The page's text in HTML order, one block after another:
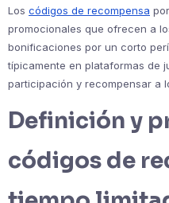
Los códigos de recompensa
promocionales que ofrecen a
bonificaciones por un corto
típicamente en plataformas de
participación y recompensar a
Definición y
códigos de